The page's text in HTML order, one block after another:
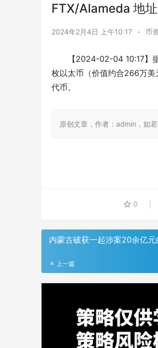
FTX/Alameda 地
2024年2月4日 上午10:17 • 币
【2024-02-04 10:17】
枚以太币（价值约合266万
代币。
原创文章，作者：admin，如
0
内蒙古破获一起涉案20余亿
上一篇